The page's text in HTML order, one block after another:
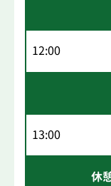
12:00
13:00
休